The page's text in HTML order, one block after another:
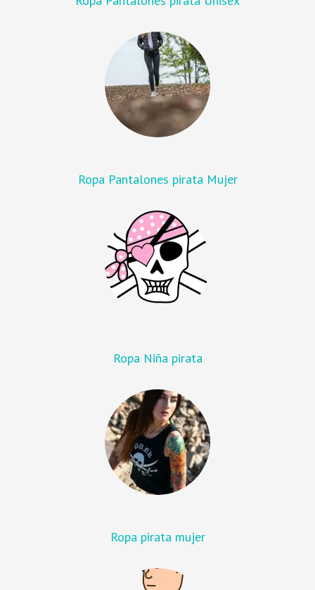
Ropa Pantalones pirata Mujer
Ropa Niña pirata
Ropa pirata mujer